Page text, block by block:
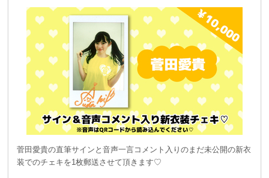
菅田愛貴の直筆サインと音声一言コメント入りのまだ未公開の新衣
装でのチェキを1枚郵送させて頂きます♡